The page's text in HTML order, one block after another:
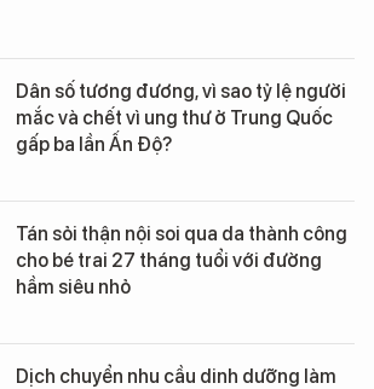
Dân số tương đương, vì sao tỷ lệ người
mắc và chết vì ung thư ở Trung Quốc
gấp ba lần Ấn Độ?
Tán sỏi thận nội soi qua da thành công
cho bé trai 27 tháng tuổi với đường
hầm siêu nhỏ
Dịch chuyển nhu cầu dinh dưỡng làm